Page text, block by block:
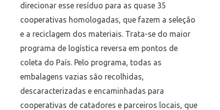
direcionar esse resíduo para as quase 35
cooperativas homologadas, que fazem a seleção
e a reciclagem dos materiais. Trata-se do maior
programa de logística reversa em pontos de
coleta do País. Pelo programa, todas as
embalagens vazias são recolhidas,
descaracterizadas e encaminhadas para
cooperativas de catadores e parceiros locais, que